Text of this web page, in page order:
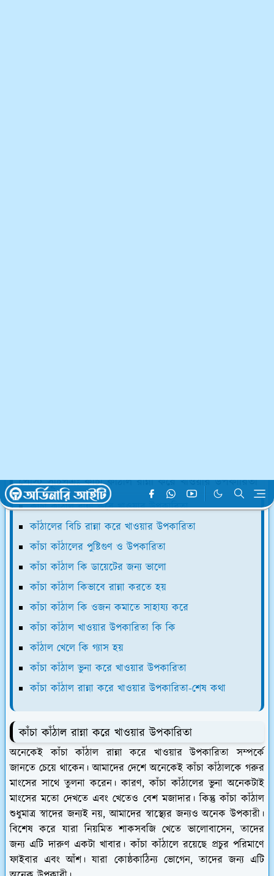
পোস্ট সূচিপত্রঃ কাঁচা কাঁঠাল রান্না করে খাওয়ার উপকারিতা
কাঁচা কাঁঠাল রান্না করে খাওয়ার উপকারিতা
কাঁঠালের বিচি রান্না করে খাওয়ার উপকারিতা
কাঁচা কাঁঠালের পুষ্টিগুণ ও উপকারিতা
কাঁচা কাঁঠাল কি ডায়েটের জন্য ভালো
কাঁচা কাঁঠাল কিভাবে রান্না করতে হয়
কাঁচা কাঁঠাল কি ওজন কমাতে সাহায্য করে
কাঁচা কাঁঠাল খাওয়ার উপকারিতা কি কি
কাঁঠাল খেলে কি গ্যাস হয়
কাঁচা কাঁঠাল ভুনা করে খাওয়ার উপকারিতা
কাঁচা কাঁঠাল রান্না করে খাওয়ার উপকারিতা-শেষ কথা
কাঁচা কাঁঠাল রান্না করে খাওয়ার উপকারিতা
অনেকেই কাঁচা কাঁঠাল রান্না করে খাওয়ার উপকারিতা সম্পর্কে
জানতে চেয়ে থাকেন। আমাদের দেশে অনেকেই কাঁচা কাঁঠালকে গরুর
মাংসের সাথে তুলনা করেন। কারণ, কাঁচা কাঁঠালের ভুনা অনেকটাই
মাংসের মতো দেখতে এবং খেতেও বেশ মজাদার। কিন্তু কাঁচা কাঁঠাল
শুধুমাত্র স্বাদের জন্যই নয়, আমাদের স্বাস্থ্যের জন্যও অনেক উপকারী।
বিশেষ করে যারা নিয়মিত শাকসবজি খেতে ভালোবাসেন, তাদের
জন্য এটি দারুণ একটা খাবার। কাঁচা কাঁঠালে রয়েছে প্রচুর পরিমাণে
ফাইবার এবং আঁশ। যারা কোষ্ঠকাঠিন্য ভোগেন, তাদের জন্য এটি